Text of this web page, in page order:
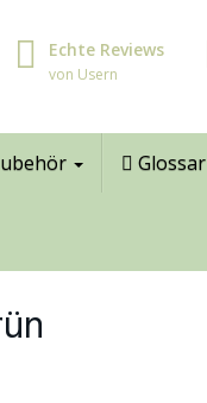
Echte Reviews
von Usern
Glossar